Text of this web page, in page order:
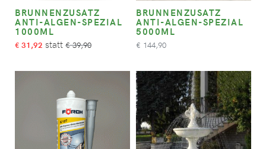
BRUNNENZUSATZ
ANTI-ALGEN-SPEZIAL
1000ML
€ 31,92 €39,90
BRUNNENZUSATZ
ANTI-ALGEN-SPEZIAL
5000ML
€ 144,90